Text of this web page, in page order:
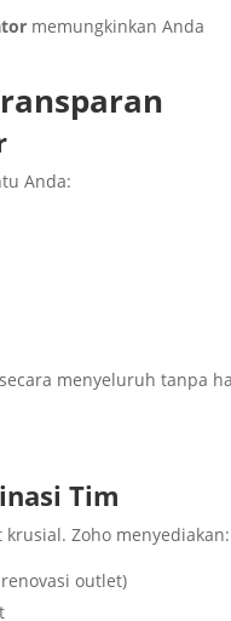
memungkinkan Anda
Anda:
menyeluruh tanpa
Tim
Zoho menyediakan:
outlet)